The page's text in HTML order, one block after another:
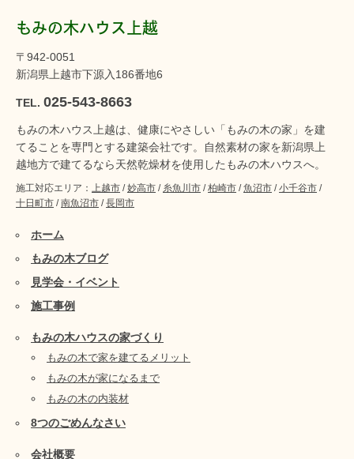
もみの木ハウス上越
〒942-0051
新潟県上越市下源入186番地6
TEL. 025-543-8663
もみの木ハウス上越は、健康にやさしい「もみの木の家」を建
てることを専門とする建築会社です。自然素材の家を新潟県上
越地方で建てるなら天然乾燥材を使用したもみの木ハウスへ。
施工対応エリア： 上越市 /妙高市 / 糸魚川市 /柏崎市 /魚沼市 /小千谷市 /
十日町市 /南魚沼市 /長岡市
ホーム
もみの木ブログ
見学会・イベント
施工事例
もみの木ハウスの家づくり
もみの木で家を建てるメリット
もみの木が家になるまで
もみの木の内装材
8つのごめんなさい
会社概要